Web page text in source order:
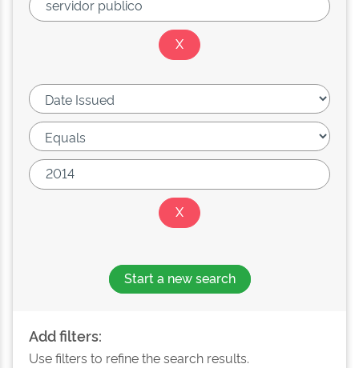
Start a new search
Add filters:
Use filters to refine the search results.